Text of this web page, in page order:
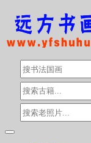
Skip
content
Expand